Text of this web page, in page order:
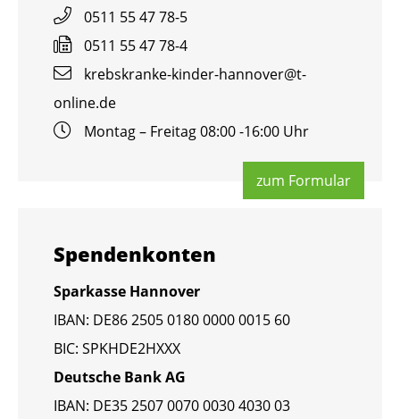
0511 55 47 78-5
0511 55 47 78-4
krebs­kran­ke-kin­der-han­no­ver@​t-​
online.​de
Mon­tag – Frei­tag 08:00 -16:00 Uhr
zum For­mu­lar
Spen­den­kon­ten
Spar­kas­se Han­no­ver
IBAN: DE86 2505 0180 0000 0015 60
BIC: SPKHDE2HXXX
Deut­sche Bank AG
IBAN: DE35 2507 0070 0030 4030 03